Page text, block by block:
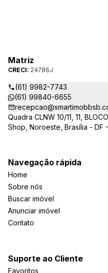
Matriz
CRECI: 24786J
(61) 9982-7743
(61) 99840-6655
Quadra CLNW 10/11, 11,
Shop, Noroeste, Brasília -
Navegação rápida
Home
Sobre nós
Buscar imóvel
Anunciar imóvel
Contato
Suporte ao Cliente
Favoritos